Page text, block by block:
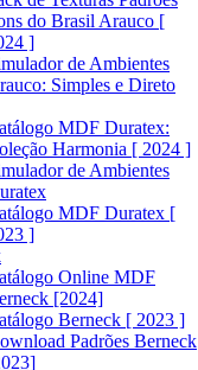
do Brasil Arauco [
]
de Ambientes
Simples e Direto
MDF Duratex:
Harmonia [ 2024 ]
de Ambientes
MDF Duratex [
]
Online MDF
[2024]
Berneck [ 2023 ]
Padrões Berneck